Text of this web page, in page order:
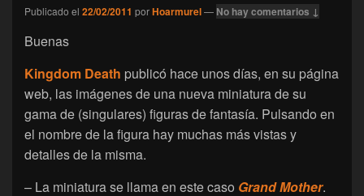
Publicado el 22/02/2011 porHoarmurel— No hay comentarios ↓
Buenas
Kingdom Death publicó hace unos días, en su página
web, las imágenes de una nueva miniatura de su
gama de (singulares) figuras de fantasía. Pulsando en
el nombre de la figura hay muchas más vistas y
detalles de la misma.
– La miniatura se llama en este caso Grand Mother.